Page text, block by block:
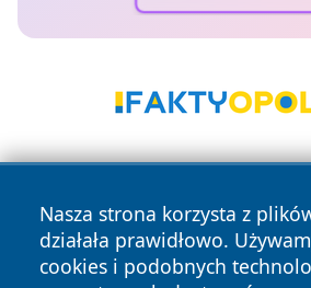
Nasza strona korzysta z
działała prawidłowo.
cookies i podobnych